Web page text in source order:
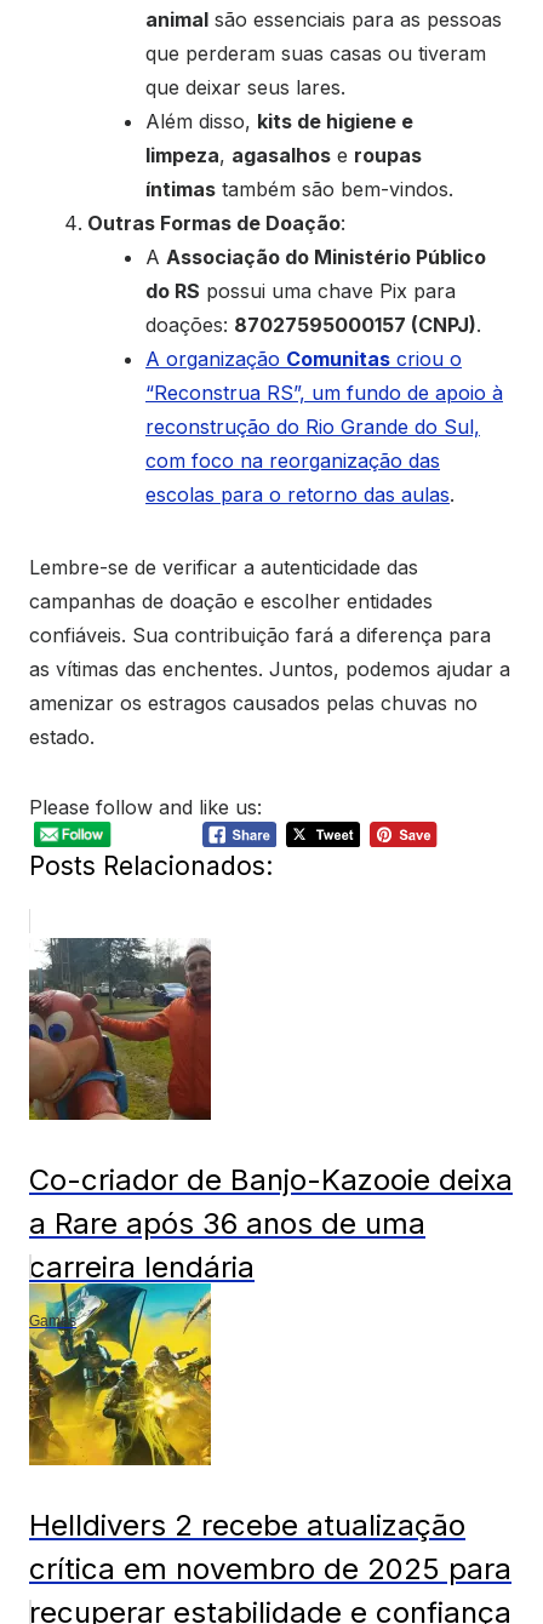
animal são essenciais para as pessoas
que perderam suas casas ou tiveram
que deixar seus lares.
Além disso, kits de higiene e
limpeza, agasalhos e roupas
íntimas também são bem-vindos.
Outras Formas de Doação:
A Associação do Ministério Público
do RS possui uma chave Pix para
doações: 87027595000157 (CNPJ).
A organização Comunitas criou o
“Reconstrua RS”, um fundo de apoio à
reconstrução do Rio Grande do Sul,
com foco na reorganização das
escolas para o retorno das aulas.
Lembre-se de verificar a autenticidade das
campanhas de doação e escolher entidades
confiáveis. Sua contribuição fará a diferença para
as vítimas das enchentes. Juntos, podemos ajudar a
amenizar os estragos causados pelas chuvas no
estado.
Please follow and like us:
Posts Relacionados:
Co-criador de Banjo-Kazooie deixa
a Rare após 36 anos de uma
carreira lendária
Games
Helldivers 2 recebe atualização
crítica em novembro de 2025 para
recuperar estabilidade e confiança